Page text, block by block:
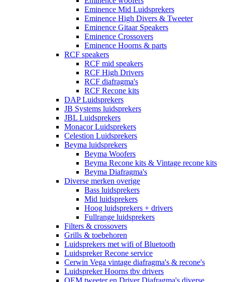
Eminence Mid Luidsprekers
Eminence High Divers & Tweeter
Eminence Gitaar Speakers
Eminence Crossovers
Eminence Hoorns & parts
RCF speakers
RCF mid speakers
RCF High Drivers
RCF diafragma's
RCF Recone kits
DAP Luidsprekers
JB Systems luidsprekers
JBL Luidsprekers
Monacor Luidsprekers
Celestion Luidsprekers
Beyma luidsprekers
Beyma Woofers
Beyma Recone kits & Vintage recone kits
Beyma Diafragma's
Diverse merken overige
Bass luidsprekers
Mid luidsprekers
Hoog luidsprekers + drivers
Fullrange luidsprekers
Filters & crossovers
Grills & toebehoren
Luidsprekers met wifi of Bluetooth
Luidspreker Recone service
Cerwin Vega vintage diafragma's & recone's
Luidspreker Hoorns tbv drivers
OEM tweeter en Driver Diafragma's diverse